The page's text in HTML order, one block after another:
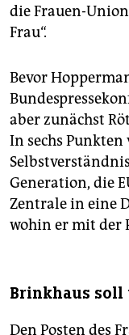
die Frauen-
Frau“.
Bevor
aber zunächst
In sechs
Generation, die
Zentrale in eine
wohin er mit der
Brinkhaus soll
Den Posten des